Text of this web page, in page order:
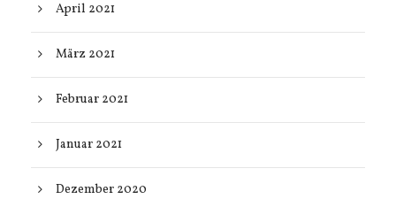
April 2021
März 2021
Februar 2021
Januar 2021
Dezember 2020